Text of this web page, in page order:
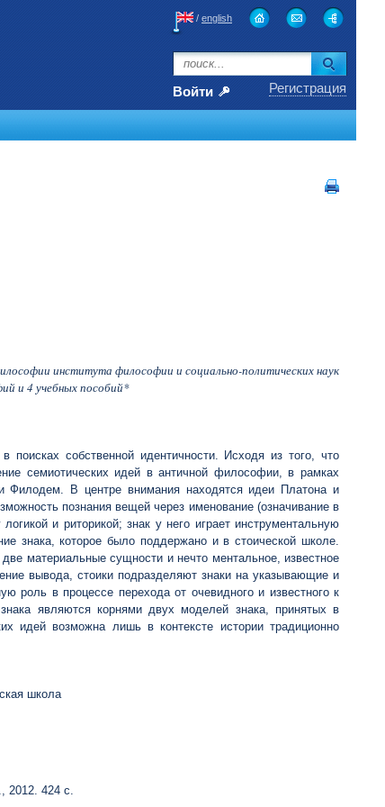
/ english
Войти Регистрация
института философии и социально-политических наук
и 4 учебных пособий*
поисках собственной идентичности. Исходя из того, что
семиотических идей в античной философии, в рамках
Филодем. В центре внимания находятся идеи Платона и
познания вещей через именование (означивание в
и риторикой; знак у него играет инструментальную
знака, которое было поддержано и в стоической школе.
материальные сущности и нечто ментальное, известное
вывода, стоики подразделяют знаки на указывающие и
роль в процессе перехода от очевидного и известного к
являются корнями двух моделей знака, принятых в
идей возможна лишь в контексте истории традиционно
школа
2012. 424 с.